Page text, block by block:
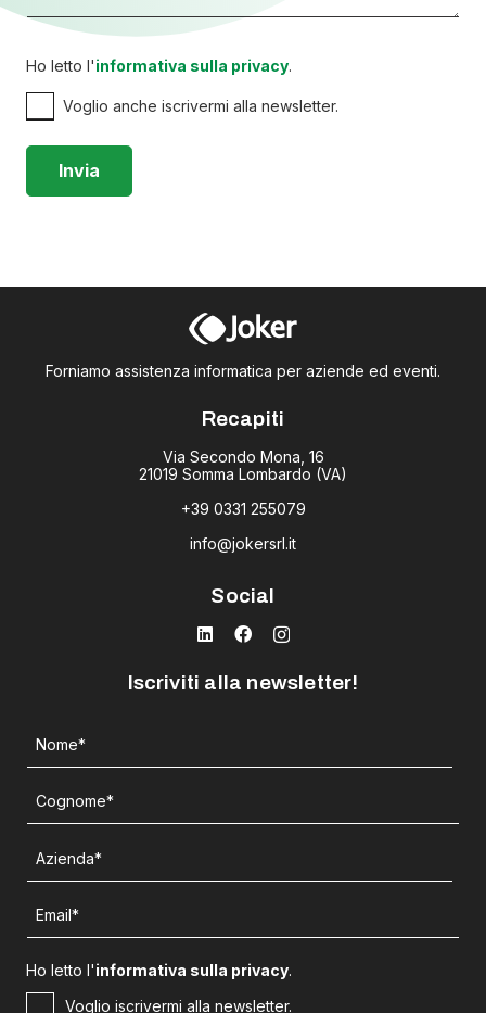
Ho letto l'informativa sulla privacy.
Voglio anche iscrivermi alla newsletter.
Forniamo assistenza informatica per aziende ed eventi.
Recapiti
Via Secondo Mona, 16
21019 Somma Lombardo (VA)
+39 0331 255079
info@jokersrl.it
Social
Iscriviti alla newsletter!
Ho letto l'informativa sulla privacy.
Voglio iscrivermi alla newsletter.